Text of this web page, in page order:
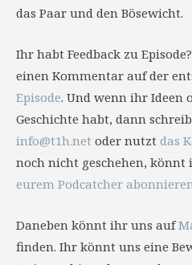
das Paar und den Bösewicht.
Ihr habt Feedback zu
einen Kommentar auf der
Episode. Und wenn ihr Ideen
Geschichte habt, dann
info@t1h.net oder nutzt das
noch nicht geschehen,
eurem Podcatcher
Daneben könnt ihr uns auf
finden. Ihr könnt uns eine